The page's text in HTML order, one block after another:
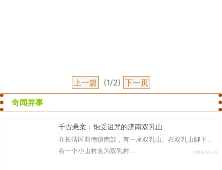
上一篇 (1/2) 下一页
奇闻异事
千古悬案：饱受诅咒的济南双乳山
在长清区归德镇南部，有一座双乳山。在双乳山脚下，
有一个小山村名为双乳村...
2013-10-31